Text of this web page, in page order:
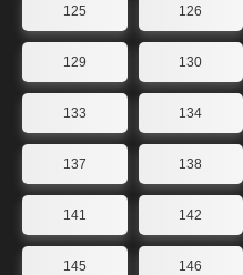
125 126
129 130
133 134
137 138
141 142
145 146